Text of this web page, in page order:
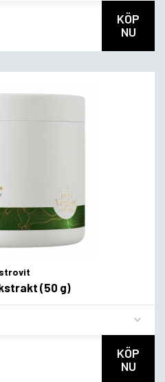
KÖP
NU
(50 g)
KÖP
NU